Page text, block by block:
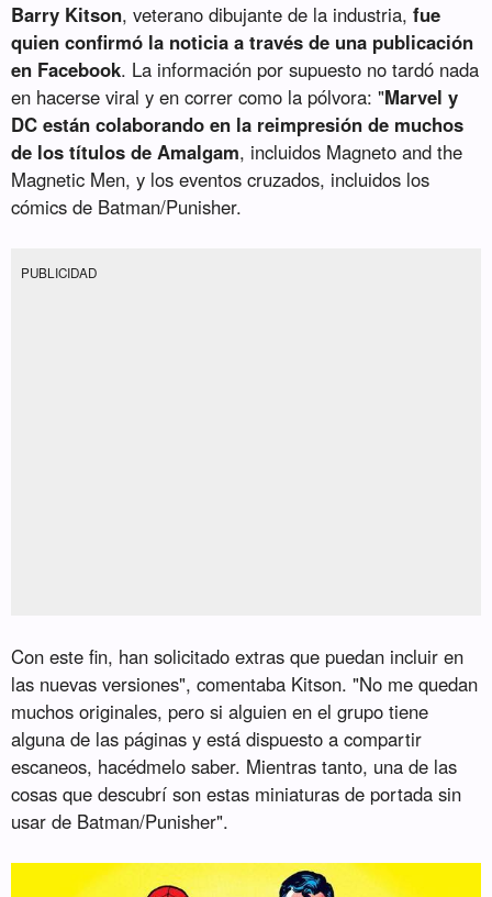
Barry Kitson, veterano dibujante de la industria,fue
quien confirmó la noticia a través de una publicación
en Facebook. La información por supuesto no tardó nada
en hacerse viral y en correr como la pólvora: "Marvel y
DC están colaborando en la reimpresión de muchos
de los títulos de Amalgam, incluidos Magneto and the
Magnetic Men, y los eventos cruzados, incluidos los
cómics de Batman/Punisher.
PUBLICIDAD
Con este fin, han solicitado extras que puedan incluir en
las nuevas versiones", comentaba Kitson. "No me quedan
muchos originales, pero si alguien en el grupo tiene
alguna de las páginas y está dispuesto a compartir
escaneos, hacédmelo saber. Mientras tanto, una de las
cosas que descubrí son estas miniaturas de portada sin
usar de Batman/Punisher".